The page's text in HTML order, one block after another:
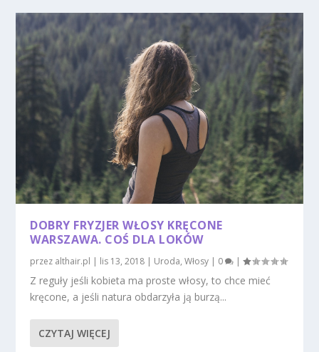
DOBRY FRYZJER WŁOSY KRĘCONE
WARSZAWA. COŚ DLA LOKÓW
przez althair.pl | lis 13, 2018 | Uroda,Włosy | 0 |
Z reguły jeśli kobieta ma proste włosy, to chce mieć
kręcone, a jeśli natura obdarzyła ją burzą...
CZYTAJ WIĘCEJ